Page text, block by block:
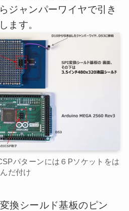
ジャンパーワイヤで引き
ます。
パターンには６Pソケットをは
んだ付け
換シールド基板のピン